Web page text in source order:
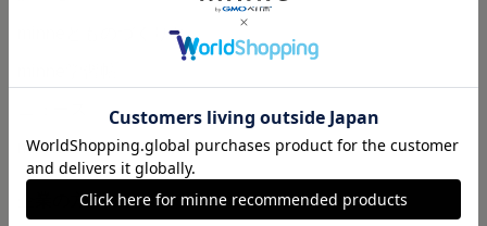
minneとものづくりと
minneの本
企業の方へ